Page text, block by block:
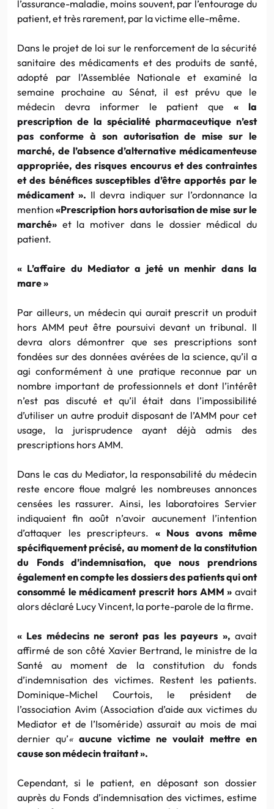
l’assurance-maladie, moins souvent, par l’entourage du
patient, et très rarement, par la victime elle-même.
Dans le projet de loi sur le renforcement de la sécurité
sanitaire des médicaments et des produits de santé,
adopté par l’Assemblée Nationale et examiné la
semaine prochaine au Sénat, il est prévu que le
médecin devra informer le patient que« la
prescription de la spécialité pharmaceutique n’est
pas conforme à son autorisation de mise sur le
marché, de l’absence d’alternative médicamenteuse
appropriée, des risques encourus et des contraintes
et des bénéfices susceptibles d’être apportés par le
médicament ». Il devra indiquer sur l’ordonnance la
mention«Prescription hors autorisation de mise sur le
marché» et la motiver dans le dossier médical du
patient.
« L’affaire du Mediator a jeté un menhir dans la
mare »
Par ailleurs, un médecin qui aurait prescrit un produit
hors AMM peut être poursuivi devant un tribunal. Il
devra alors démontrer que ses prescriptions sont
fondées sur des données avérées de la science, qu’il a
agi conformément à une pratique reconnue par un
nombre important de professionnels et dont l’intérêt
n’est pas discuté et qu’il était dans l’impossibilité
d’utiliser un autre produit disposant de l’AMM pour cet
usage, la jurisprudence ayant déjà admis des
prescriptions hors AMM.
Dans le cas du Mediator, la responsabilité du médecin
reste encore floue malgré les nombreuses annonces
censées les rassurer. Ainsi, les laboratoires Servier
indiquaient fin août n’avoir aucunement l’intention
d’attaquer les prescripteurs. « Nous avons même
spécifiquement précisé, au moment de la constitution
du Fonds d’indemnisation, que nous prendrions
également en compte les dossiers des patients qui ont
consommé le médicament prescrit hors AMM » avait
alors déclaré Lucy Vincent, la porte-parole de la firme.
« Les médecins ne seront pas les payeurs », avait
affirmé de son côté Xavier Bertrand, le ministre de la
Santé au moment de la constitution du fonds
d’indemnisation des victimes. Restent les patients.
Dominique-Michel Courtois, le président de
l’association Avim (Association d’aide aux victimes du
Mediator et de l’Isoméride) assurait au mois de mai
dernier qu’«aucune victime ne voulait mettre en
cause son médecin traitant ».
Cependant, si le patient, en déposant son dossier
auprès du Fonds d’indemnisation des victimes, estime